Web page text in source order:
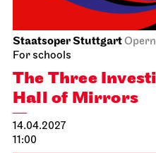
Staatsoper Stuttgart
For schools
The Three
Hall of Mirrors
14.04.2027
11:00